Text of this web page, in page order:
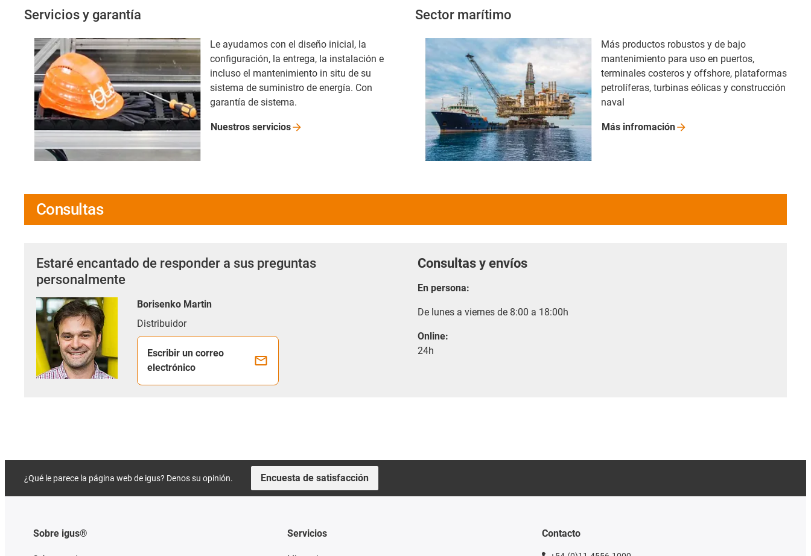
Servicios y garantía
Le ayudamos con el diseño inicial, la
configuración, la entrega, la instalación e
incluso el mantenimiento in situ de su
sistema de suministro de energía. Con
garantía de sistema.
Nuestros servicios
Sector marítimo
Más productos robustos y de bajo
mantenimiento para uso en puertos,
terminales costeros y offshore, plataformas
petrolíferas, turbinas eólicas y construcción
naval
Más infromación
Consultas
Estaré encantado de responder a sus preguntas
personalmente
Borisenko Martin
Distribuidor
Escribir un correo
electrónico
Consultas y envíos
En persona:
De lunes a viernes de 8:00 a 18:00h
Online:
24h
¿Qué le parece la página web de igus? Denos su opinión. Encuesta de satisfacción
Sobre igus® Servicios Contacto